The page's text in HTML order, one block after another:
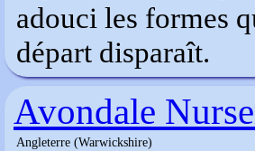
adouci les formes
départ disparaît.
Avondale
Angleterre (Warwickshire)